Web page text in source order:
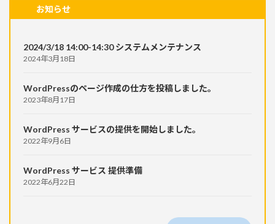
お知らせ
2024/3/18 14:00-14:30 システムメンテナンス
2024年3月18日
WordPressのページ作成の仕方を投稿しました。
2023年8月17日
WordPress サービスの提供を開始しました。
2022年9月6日
WordPress サービス 提供準備
2022年6月22日